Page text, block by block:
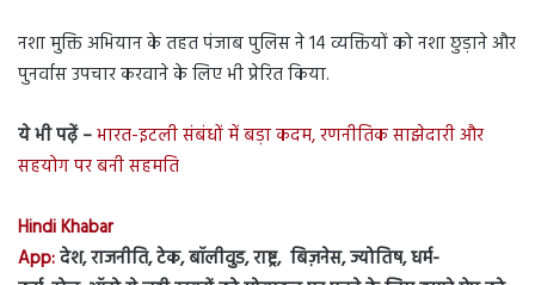
नशा मुक्ति अभियान के तहत पंजाब पुलिस ने 14 व्यक्तियों को नशा छुड़ाने और
पुनर्वास उपचार करवाने के लिए भी प्रेरित किया.
ये भी पढ़ें –भारत-इटली संबंधों में बड़ा कदम, रणनीतिक साझेदारी और
सहयोग पर बनी सहमति
Hindi Khabar
App:देश, राजनीति, टेक, बॉलीवुड, राष्ट्र, बिज़नेस, ज्योतिष, धर्म-